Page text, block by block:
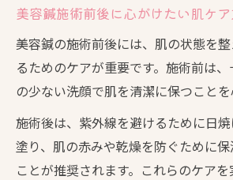
美容鍼施術前後に心がけたい肌ケ
美容鍼の施術前後には、肌の状態を
るためのケアが重要です。施術前は
の少ない洗顔で肌を清潔に保つことを
施術後は、紫外線を避けるために日
塗り、肌の赤みや乾燥を防ぐために
ことが推奨されます。これらのケアを